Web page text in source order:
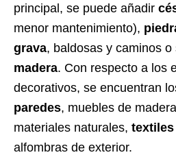
principal, se puede añadir
menor mantenimiento),
grava, baldosas y caminos
madera. Con respecto a los
decorativos, se encuentran
paredes, muebles de
materiales naturales, textiles
alfombras de exterior.